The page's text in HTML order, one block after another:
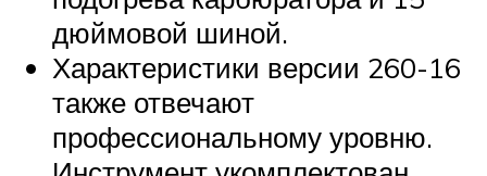
дюймовой шиной.
Характеристики версии 260-16
также отвечают
профессиональному уровню.